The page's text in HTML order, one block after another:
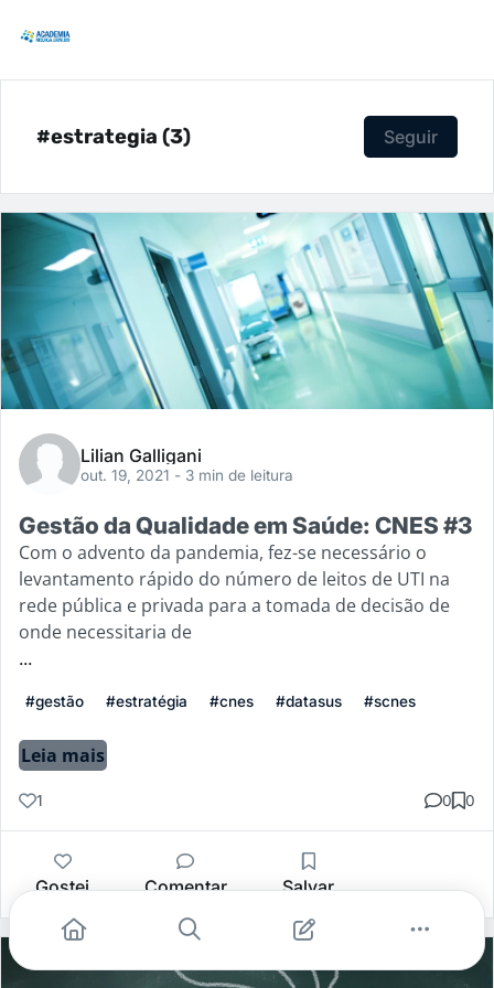
#estrategia (3) Seguir
Lilian Galligani
out. 19, 2021 - 3 min de leitura
Gestão da Qualidade em Saúde: CNES #3
Com o advento da pandemia, fez-se necessário o
levantamento rápido do número de leitos de UTI na
rede pública e privada para a tomada de decisão de
onde necessitaria de
...
#gestão #estratégia #cnes #datasus #scnes
Leia mais
1 0 0
Gostei Comentar Salvar